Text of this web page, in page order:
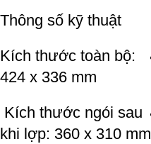
Thông số kỹ thuật
Kích thước toàn bộ:
424 x 336 mm
Kích thước ngói sau
khi lợp: 360 x 310 mm